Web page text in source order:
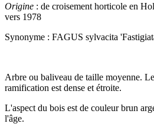
Origine : de croisement horticole en
vers 1978
Synonyme : FAGUS sylvacita
Arbre ou baliveau de taille moyenne.
ramification est dense et étroite.
L'aspect du bois est de couleur brun
l'âge.